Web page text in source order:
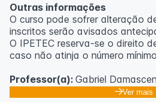
Outras informações
O curso pode sofrer alteração
inscritos serão avisados
O IPETEC reserva-se o direito
caso não atinja o número
Professor(a): Gabriel
Ver mais